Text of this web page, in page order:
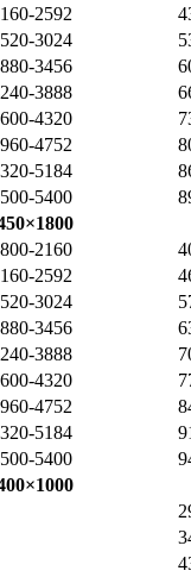
2592
3024
3456
3888
4320
4752
5184
5400
2160
2592
3024
3456
3888
4320
4752
5184
5400